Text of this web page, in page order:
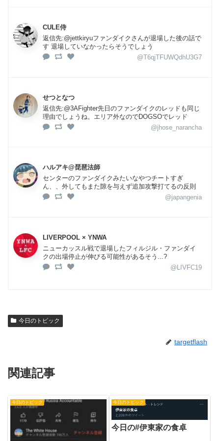
CULE侍
返信先:@jettkiryuファンダイクさんが退場した後の話で
す 退場していなかったらそうでしょう
@T6qjTFUWQdhU3G7
せつとなつ
返信先:@3AFighter先日のファンダイクのレッドも同じ
理由でしょうね。エリア外なのでDOGSOでレッド
@jhose_narancha
ハルアキ@琵琶法師
センターのファンダイクみたいなやつチートすぎ
ん、、外してもまた隙を与えず追加攻撃打てるの反則
@japangenia
LIVERPOOL × YNWA
ニューカッスル戦で退場したフィルジル・ファンダイ
クの出場停止が伸びる可能性があるそう...?
@LIVFC19
今日のトピック
targetflash
関連記事
今日のトピック 今日のトピック
今日の#伊東家の食卓